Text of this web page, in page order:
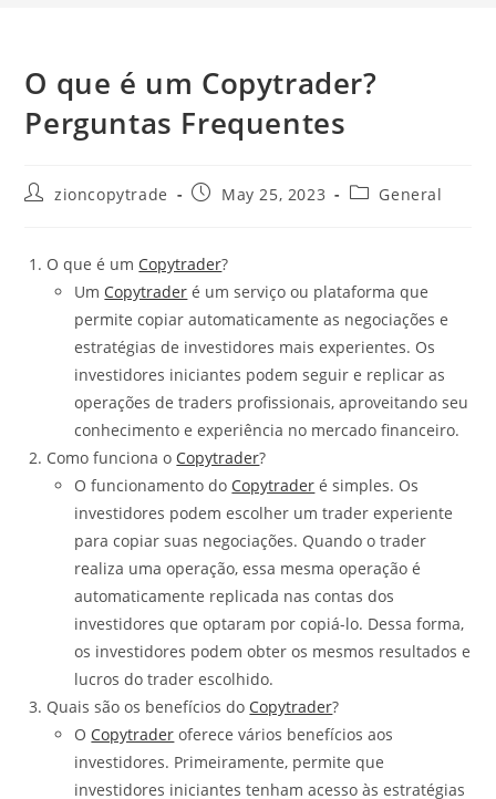
O que é um Copytrader?
Perguntas Frequentes
Postzioncopytrade
PostMay 25, 2023
PostGeneral
O que é um Copytrader?
Um Copytrader é um serviço ou plataforma que
permite copiar automaticamente as negociações e
estratégias de investidores mais experientes. Os
investidores iniciantes podem seguir e replicar as
operações de traders profissionais, aproveitando seu
conhecimento e experiência no mercado financeiro.
Como funciona o Copytrader?
O funcionamento do Copytrader é simples. Os
investidores podem escolher um trader experiente
para copiar suas negociações. Quando o trader
realiza uma operação, essa mesma operação é
automaticamente replicada nas contas dos
investidores que optaram por copiá-lo. Dessa forma,
os investidores podem obter os mesmos resultados e
lucros do trader escolhido.
Quais são os benefícios do Copytrader?
O Copytrader oferece vários benefícios aos
investidores. Primeiramente, permite que
investidores iniciantes tenham acesso às estratégias